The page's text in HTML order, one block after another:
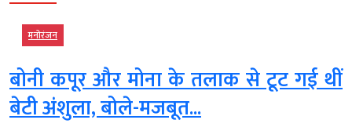
मनोरंजन
बोनी कपूर और मोना के तलाक से टूट गई थीं
बेटी अंशुला, बोले-मजबूत...